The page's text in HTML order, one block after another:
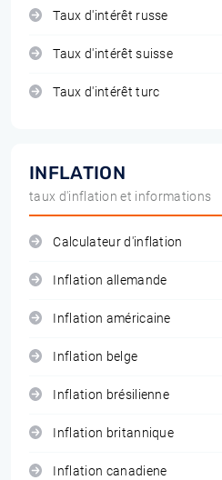
Taux d'intérêt russe
Taux d'intérêt suisse
Taux d'intérêt turc
INFLATION
taux d'inflation et informations
Calculateur d'inflation
Inflation allemande
Inflation américaine
Inflation belge
Inflation brésilienne
Inflation britannique
Inflation canadiene